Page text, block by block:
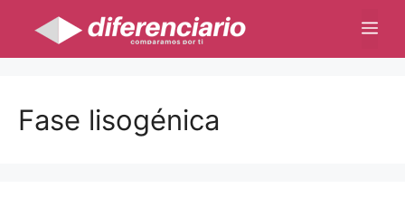
contenido
Fase lisogénica